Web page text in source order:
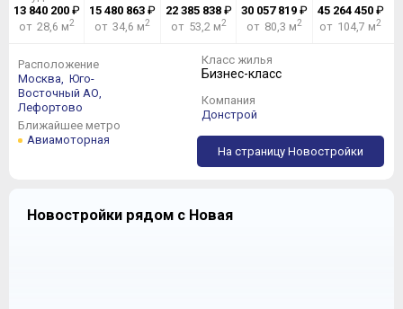
13 840 200₽
от 28,6 м2
15 480 863 ₽
от 34,6 м2
22 385 838₽
от 53,2 м2
30 057 819 ₽
от 80,3 м2
45 264 450₽
от 104,7 м2
Расположение
Москва, Юго-
Восточный АО,
Лефортово
Ближайшее метро
Авиамоторная
Класс жилья
Бизнес-класс
Компания
Донстрой
На страницу Новостройки
Новостройки рядом с Новая